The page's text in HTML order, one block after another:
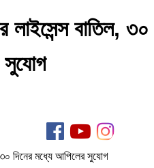
লাইসেন্স বাতিল, ৩০
সুযোগ